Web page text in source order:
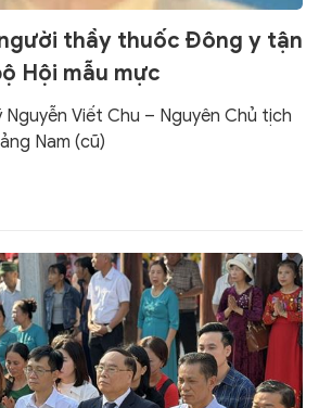
thầy thuốc Đông y tận
Hội mẫu mực
Viết Chu – Nguyên Chủ tịch
Nam (cũ)